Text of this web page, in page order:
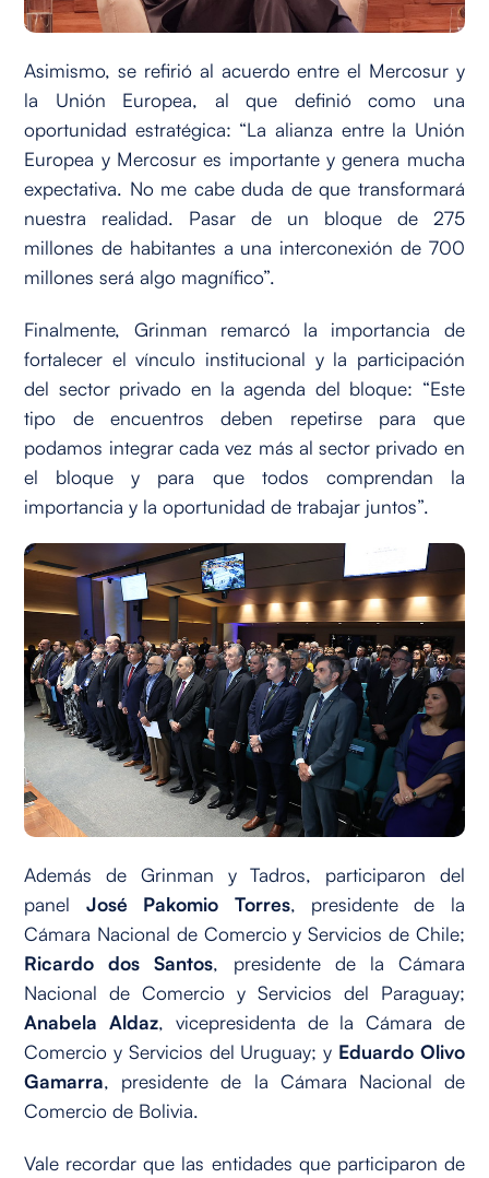
Asimismo, se refirió al acuerdo entre el Mercosur y
la Unión Europea, al que definió como una
oportunidad estratégica: “La alianza entre la Unión
Europea y Mercosur es importante y genera mucha
expectativa. No me cabe duda de que transformará
nuestra realidad. Pasar de un bloque de 275
millones de habitantes a una interconexión de 700
millones será algo magnífico”.
Finalmente, Grinman remarcó la importancia de
fortalecer el vínculo institucional y la participación
del sector privado en la agenda del bloque: “Este
tipo de encuentros deben repetirse para que
podamos integrar cada vez más al sector privado en
el bloque y para que todos comprendan la
importancia y la oportunidad de trabajar juntos”.
Además de Grinman y Tadros, participaron del
panel José Pakomio Torres, presidente de la
Cámara Nacional de Comercio y Servicios de Chile;
Ricardo dos Santos, presidente de la Cámara
Nacional de Comercio y Servicios del Paraguay;
Anabela Aldaz, vicepresidenta de la Cámara de
Comercio y Servicios del Uruguay; y Eduardo Olivo
Gamarra, presidente de la Cámara Nacional de
Comercio de Bolivia.
Vale recordar que las entidades que participaron de